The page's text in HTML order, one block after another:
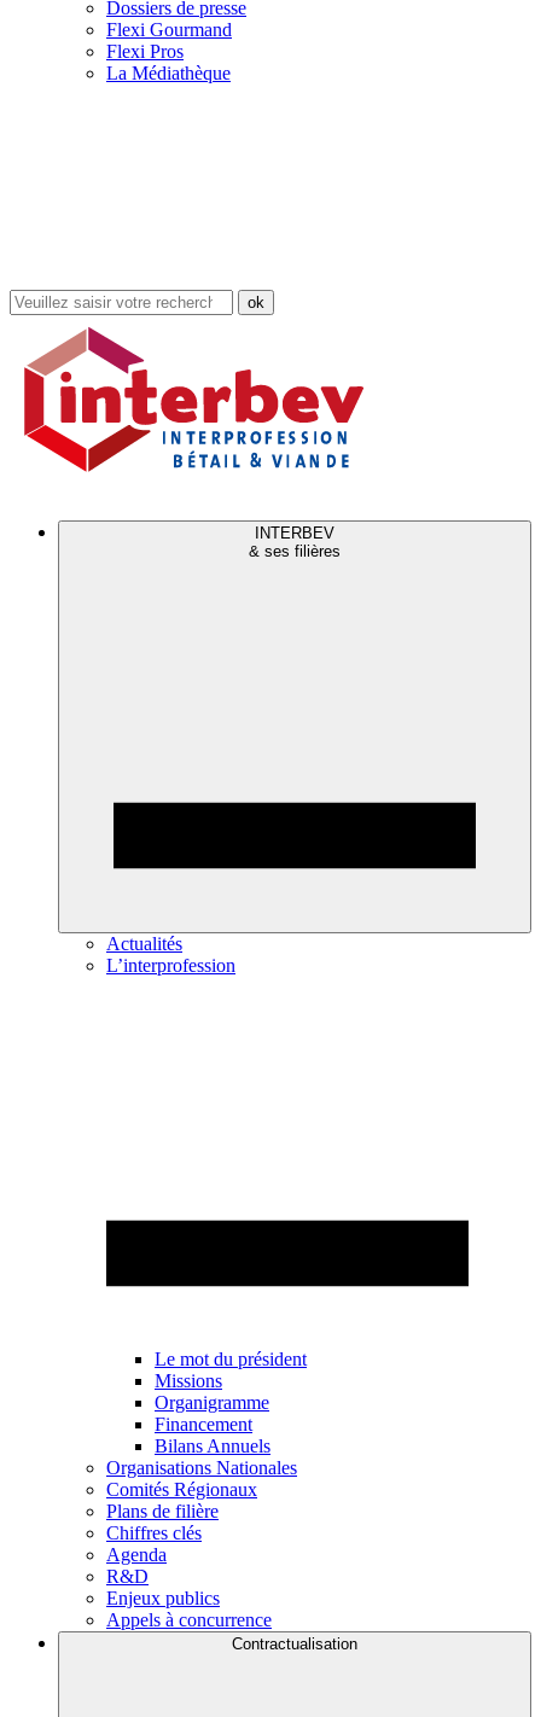
Dossiers de presse
Flexi Gourmand
Flexi Pros
La Médiathèque
Rechercher
dans
site
INTERBEV
& ses filières
Actualités
L’interprofession
Le mot du président
Missions
Organigramme
Financement
Bilans Annuels
Organisations Nationales
Comités Régionaux
Plans de filière
Chiffres clés
Agenda
R&D
Enjeux publics
Appels à concurrence
Contractualisation